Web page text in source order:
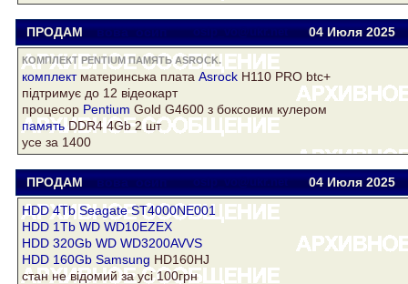
ПРОДАМ вова_осип osip_vo@ukr.net 04 Июля 2025
КОМПЛЕКТ PENTIUM ПАМЯТЬ ASROCK.
комплектматеринська плата Asrock H110 PRO btc+
підтримує до 12 відеокарт
процесор Pentium Gold G4600 з боксовим кулером
памятьDDR4 4Gb 2 шт
усе за 1400
ПРОДАМ вова_осип osip_vo@ukr.net
04 Июля 2025
HDD 4Tb Seagate ST4000NE001
HDD 1Tb WD WD10EZEX
HDD 320Gb WD WD3200AVVS
HDD 160Gb Samsung HD160HJ
стан не відомий за усі 100грн